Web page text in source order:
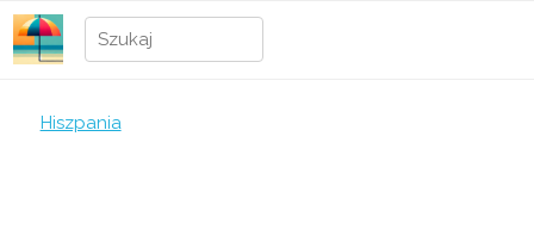
Hiszpania